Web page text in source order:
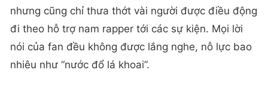
nhưng cũng chỉ thưa thớt vài người được điều động
đi theo hỗ trợ nam rapper tới các sự kiện. Mọi lời
nói của fan đều không được lắng nghe, nỗ lực bao
nhiêu như “nước đổ lá khoai”.